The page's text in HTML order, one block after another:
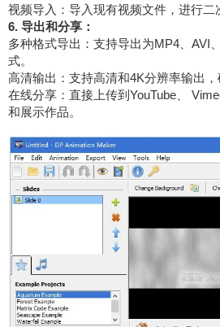
视频导入：导入现有视频文件，进行二
6. 导出和分享：
多种格式导出：支持导出为MP4、AVI
式。
高清输出：支持高清和4K分辨率输出，
在线分享：直接上传到YouTube、
和展示作品。